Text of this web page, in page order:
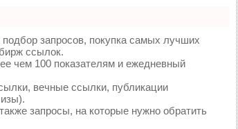
запросов, покупка самых лучших
ссылок.
чем 100 показателям и ежедневный
вечные ссылки, публикации
запросы, на которые нужно обратить